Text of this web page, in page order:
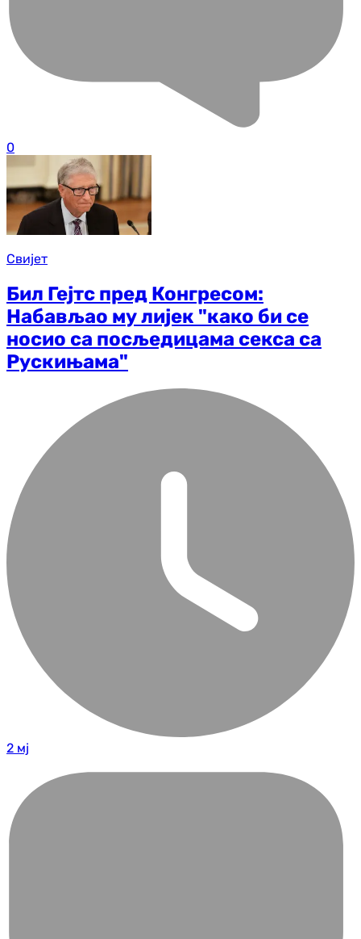
0
Свијет
Бил Гејтс пред Конгресом:
Набављао му лијек "како би се
носио са посљедицама секса са
Рускињама"
2 мј